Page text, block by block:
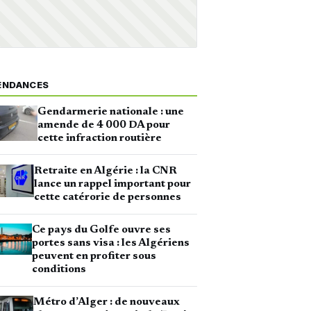
Gendarmerie nationale : une
amende de 4 000 DA pour
cette infraction routière
Retraite en Algérie : la CNR
lance un rappel important pour
cette catérorie de personnes
Ce pays du Golfe ouvre ses
portes sans visa : les Algériens
peuvent en profiter sous
conditions
Métro d’Alger : de nouveaux